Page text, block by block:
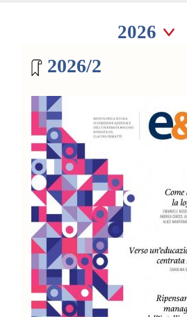
ArchivioSeleziona anno
2026/2